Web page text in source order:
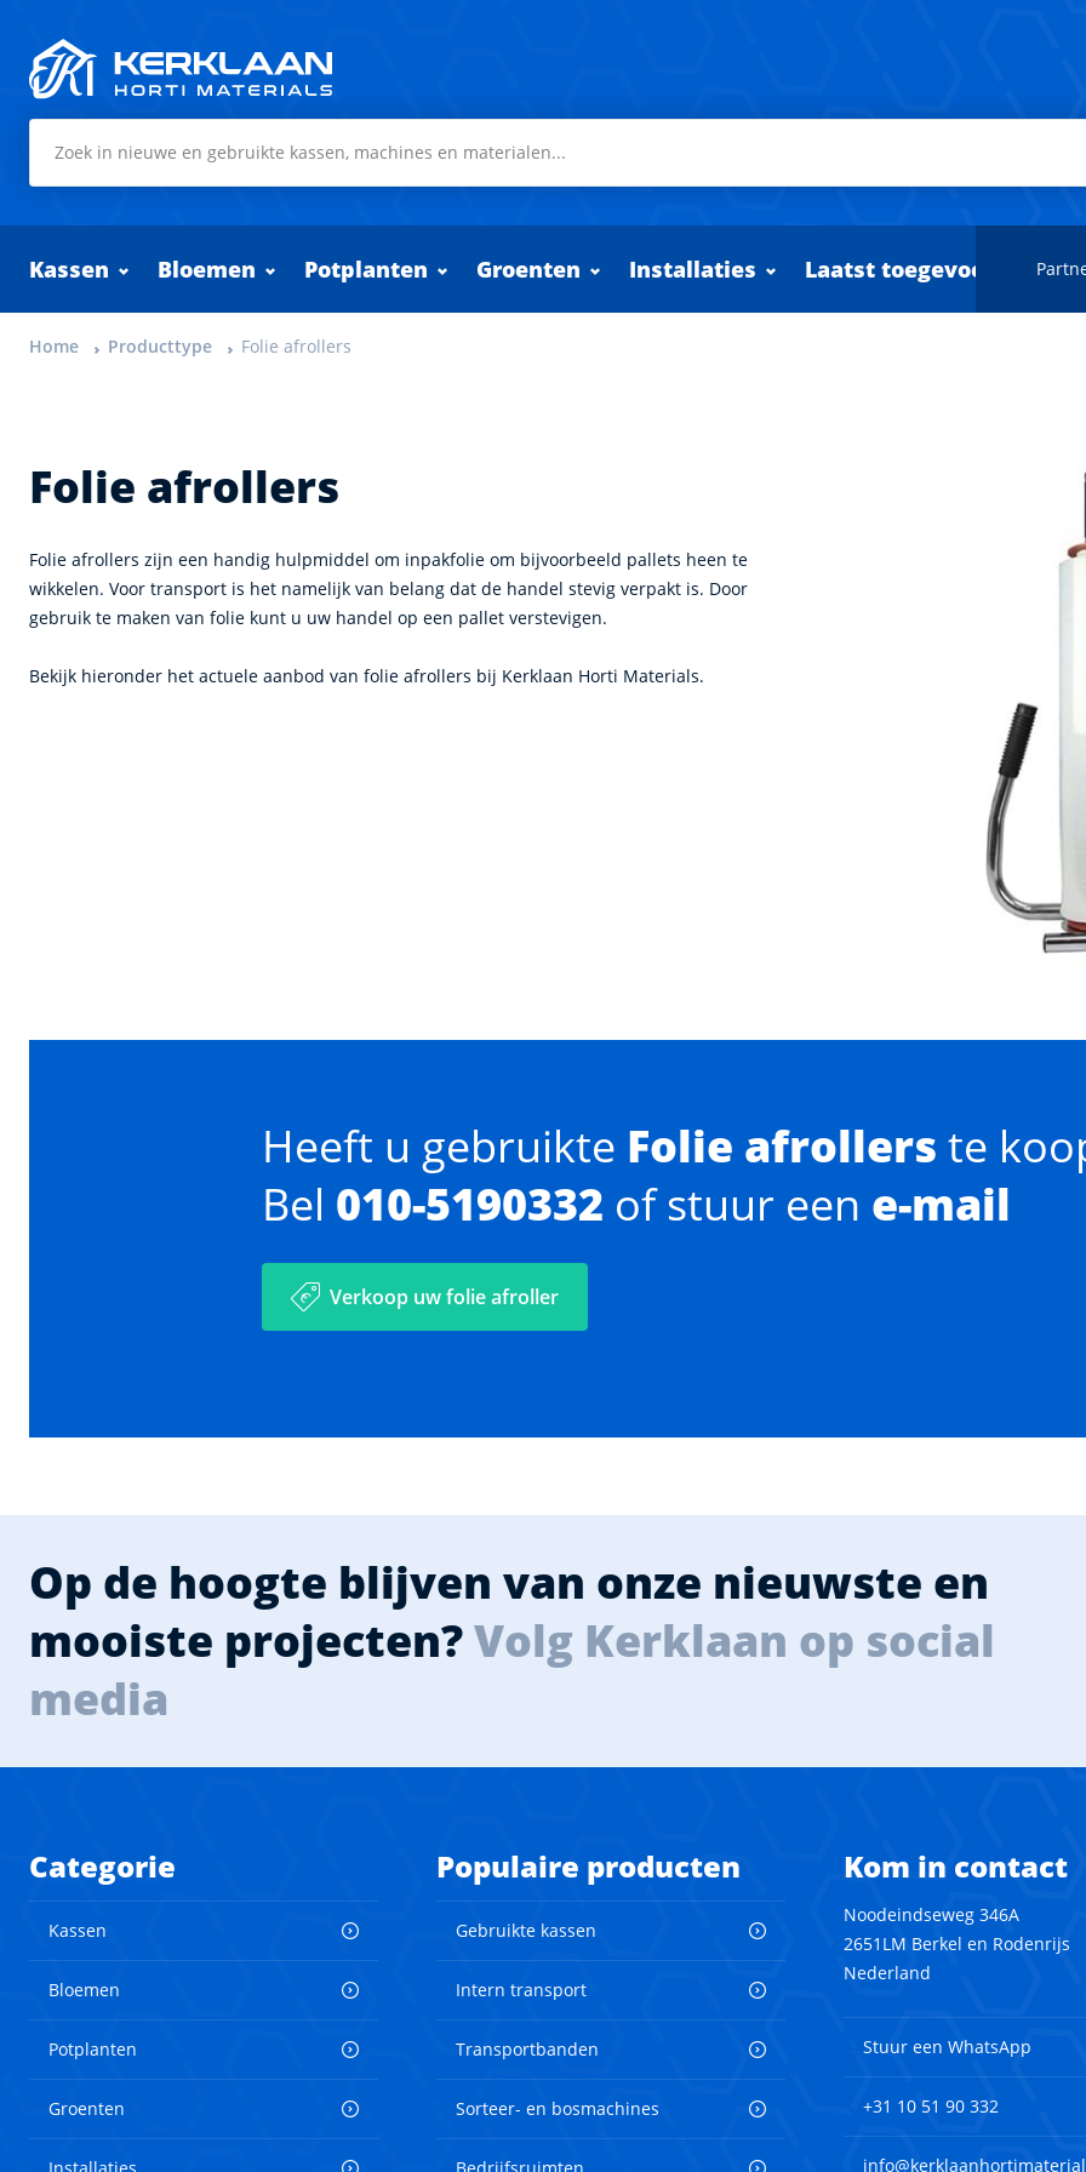
Kassen Bloemen Potplanten Groenten Installaties Laatst toegevoegd
Home Producttype Folie afrollers
Folie afrollers
Folie afrollers zijn een handig hulpmiddel om inpakfolie om bijvoorbeeld pallets heen te
wikkelen. Voor transport is het namelijk van belang dat de handel stevig verpakt is. Door
gebruik te maken van folie kunt u uw handel op een pallet verstevigen.
Bekijk hieronder het actuele aanbod van folie afrollers bij Kerklaan Horti Materials.
Heeft u gebruikte Folie afrollers te
Bel 010-5190332 of stuur een e-mail
Verkoop uw folie afroller
Op de hoogte blijven van onze nieuwste en
mooiste projecten?Volg Kerklaan op social
media
Categorie
Kassen
Bloemen
Potplanten
Groenten
Populaire producten
Gebruikte kassen
Intern transport
Transportbanden
Sorteer- en bosmachines
Kom in contact
Noodeindseweg 346A
2651LM Berkel en Rodenrijs
Nederland
Stuur een WhatsApp
+31 10 51 90 332